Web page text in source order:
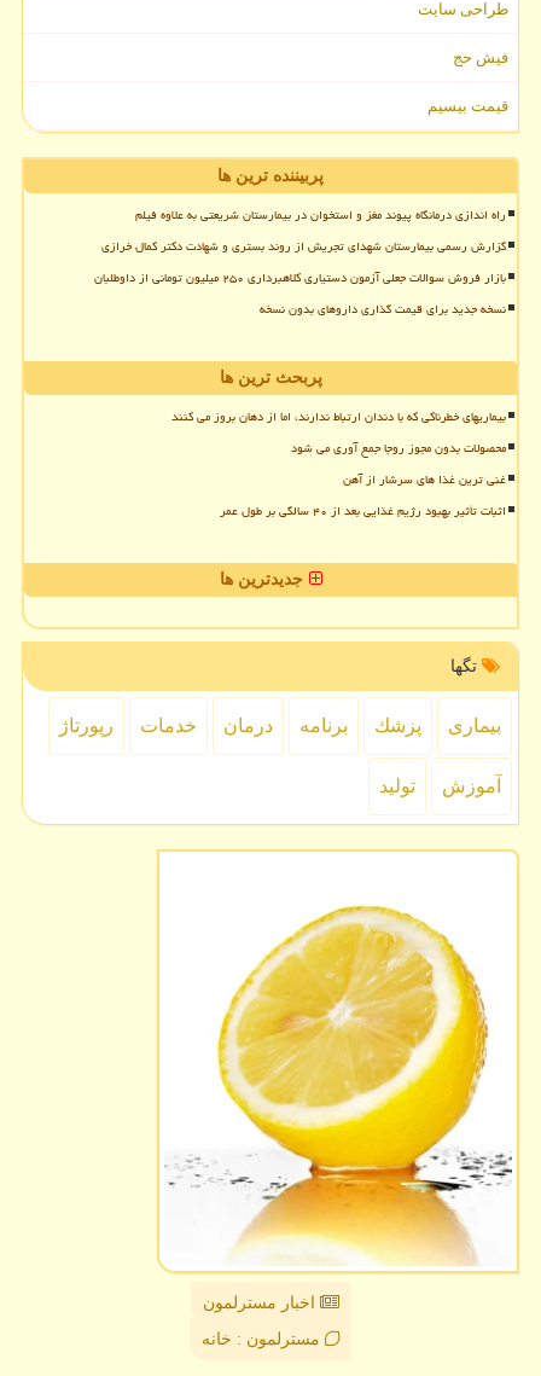
طراحی سایت
فیش حج
قیمت بیسیم
پربیننده ترین ها
راه اندازی درمانگاه پیوند مغز و استخوان در بیمارستان شریعتی به علاوه فیلم
گزارش رسمی بیمارستان شهدای تجریش از روند بستری و شهادت دکتر کمال خرازی
بازار فروش سوالات جعلی آزمون دستیاری کلاهبرداری ۲۵۰ میلیون تومانی از داوطلبان
نسخه جدید برای قیمت گذاری داروهای بدون نسخه
پربحث ترین ها
بیماریهای خطرناکی که با دندان ارتباط ندارند، اما از دهان بروز می کنند
محصولات بدون مجوز روجا جمع آوری می شود
غنی ترین غذا های سرشار از آهن
اثبات تأثیر بهبود رژیم غذایی بعد از ۴۰ سالگی بر طول عمر
جدیدترین ها
تگها
بیماری پزشك برنامه درمان خدمات رپورتاژ
آموزش تولید
اخبار مسترلمون
مسترلمون : خانه